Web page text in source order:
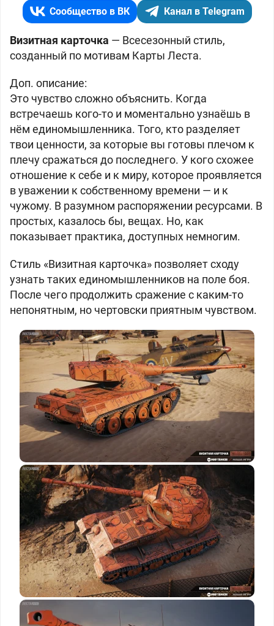
Сообщество в ВК Канал в Telegram
Визитная карточка — Всесезонный стиль,
созданный по мотивам Карты Леста.
Доп. описание:
Это чувство сложно объяснить. Когда
встречаешь кого-то и моментально узнаёшь в
нём единомышленника. Того, кто разделяет
твои ценности, за которые вы готовы плечом к
плечу сражаться до последнего. У кого схожее
отношение к себе и к миру, которое проявляется
в уважении к собственному времени — и к
чужому. В разумном распоряжении ресурсами. В
простых, казалось бы, вещах. Но, как
показывает практика, доступных немногим.
Стиль «Визитная карточка» позволяет сходу
узнать таких единомышленников на поле боя.
После чего продолжить сражение с каким-то
непонятным, но чертовски приятным чувством.